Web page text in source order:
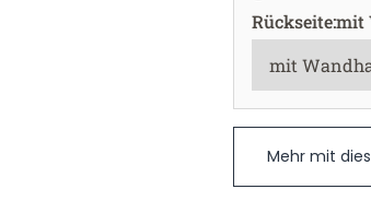
Rückseite:mit
Mehr mit